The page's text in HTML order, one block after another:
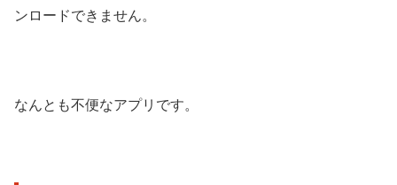
ンロードできません。
なんとも不便なアプリです。